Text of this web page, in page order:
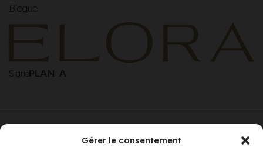
Gérer le consentement
Blogue
Signé
2005 av. de Bois-de-Boulogne, Laval QC H7N 0J7